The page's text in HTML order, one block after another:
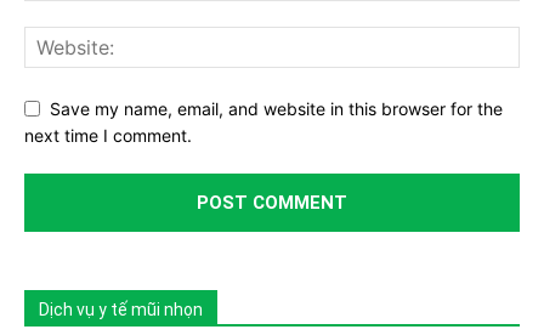
Save my name, email, and website in this browser for the
next time I comment.
Dịch vụ y tế mũi nhọn